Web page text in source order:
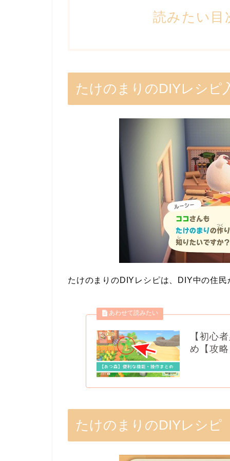
読みたい目
たけのまりのDIYレシピ
たけのまりのDIYレシピは、DIY中の住
【初心
め【攻
たけのまりのDIYレシピ